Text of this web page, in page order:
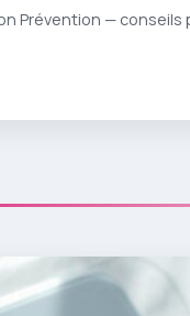
Prévention —